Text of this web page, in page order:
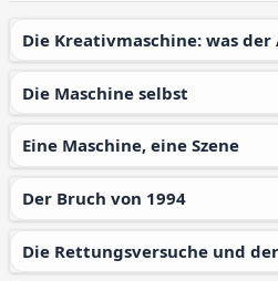
Die Kreativmaschine: was
Die Maschine selbst
Eine Maschine, eine Szene
Der Bruch von 1994
Die Rettungsversuche und